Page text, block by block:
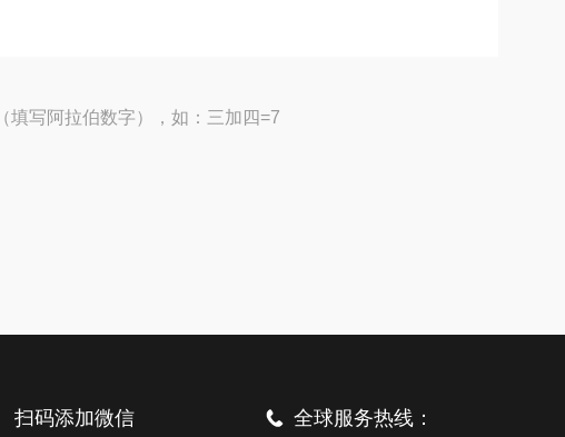
填写阿拉伯数字），如：三加四=7
扫码添加微信 全球服务热线：